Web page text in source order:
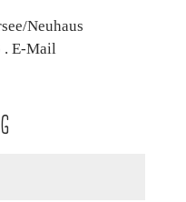
Neuhaus
. E-Mail